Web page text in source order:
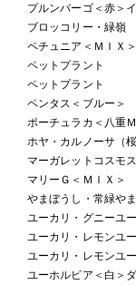
プルンバーゴ＜赤＞
ブロッコリー・緑嶺
ペチュニア＜ＭＩＸ＞
ペットプラント
ペットプラント
ペンタス＜ブルー＞
ポーチュラカ＜八重
ホヤ・カルノーサ（桜
マーガレットコスモ
マリーＧ＜ＭＩＸ＞
やまぼうし・常緑や
ユーカリ・グニーユ
ユーカリ・レモンユ
ユーカリ・レモンユ
ユーホルビア＜白＞